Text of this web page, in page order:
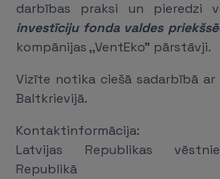
darbības praksi un pieredzi
investīciju fonda valdes
kompānijas ,,VentEko” pārstāvji.
Vizīte notika ciešā sadarbībā
Baltkrievijā.
Kontaktinformācija:
Latvijas Republikas
Republikā